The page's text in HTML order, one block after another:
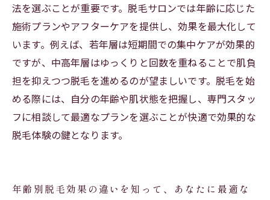
法を選ぶことが重要です。脱毛サロンでは年齢に応じた
施術プランやアフターケアを提供し、効果を最大化して
います。例えば、若年層は短期間での集中ケアが効果的
ですが、中高年層はゆっくりと回数を重ねることで肌負
担を抑えつつ脱毛を進めるのが望ましいです。脱毛を始
める際には、自分の年齢や肌状態を把握し、専門スタッ
フに相談して最適なプランを選ぶことが快適で効果的な
脱毛体験の鍵となります。
年齢別脱毛効果の違いを知って、あなたに最適な